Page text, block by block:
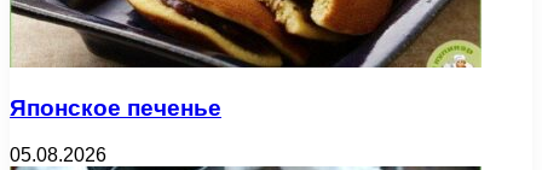
Японское печенье
05.08.2026